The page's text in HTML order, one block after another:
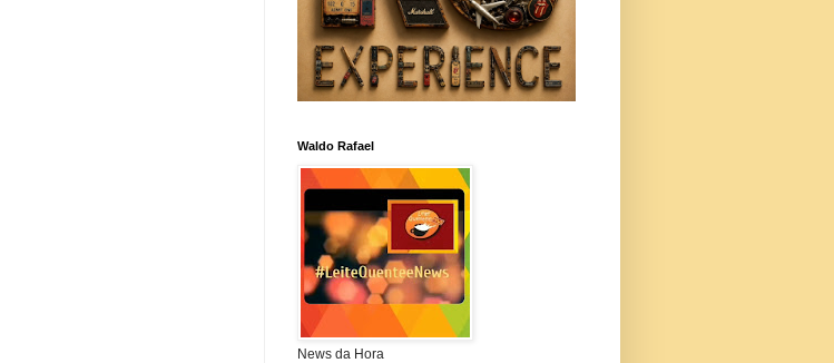
Waldo Rafael
News da Hora